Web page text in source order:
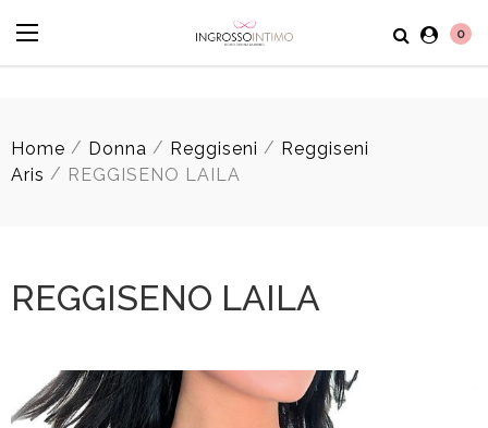
0
Home / Donna / Reggiseni / Reggiseni
Aris / REGGISENO LAILA
REGGISENO LAILA